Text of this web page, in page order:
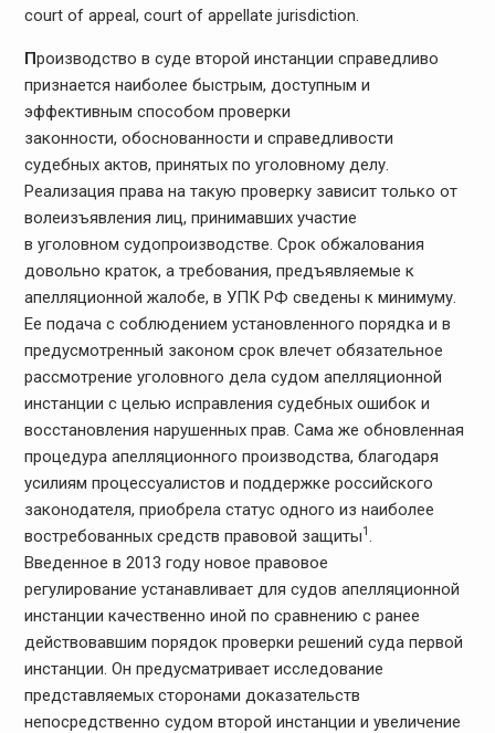
court of appeal, court of appellate jurisdiction.
Производство в суде второй инстанции справедливо
признается наиболее быстрым, доступным и
эффективным способом проверки
законности, обоснованности и справедливости
судебных актов, принятых по уголовному делу.
Реализация права на такую проверку зависит только от
волеизъявления лиц, принимавших участие
в уголовном судопроизводстве. Срок обжалования
довольно краток, а требования, предъявляемые к
апелляционной жалобе, в УПК РФ сведены к минимуму.
Ее подача с соблюдением установленного порядка и в
предусмотренный законом срок влечет обязательное
рассмотрение уголовного дела судом апелляционной
инстанции с целью исправления судебных ошибок и
восстановления нарушенных прав. Сама же обновленная
процедура апелляционного производства, благодаря
усилиям процессуалистов и поддержке российского
законодателя, приобрела статус одного из наиболее
востребованных средств правовой защиты1
Введенное в 2013 году новое правовое
регулирование устанавливает для судов апелляционной
инстанции качественно иной по сравнению с ранее
действовавшим порядок проверки решений суда первой
инстанции. Он предусматривает исследование
представляемых сторонами доказательств
непосредственно судом второй инстанции и увеличение